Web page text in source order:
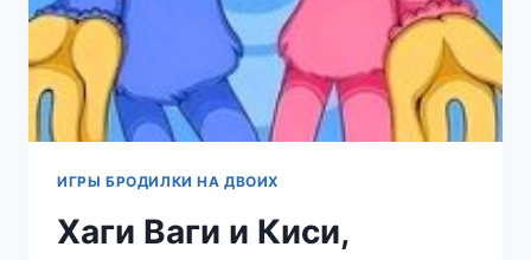
ИГРЫ БРОДИЛКИ НА ДВОИХ
Хаги Ваги и Киси,